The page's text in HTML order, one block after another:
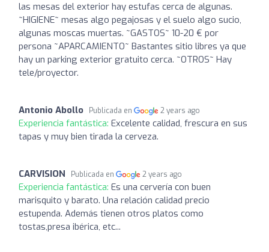
las mesas del exterior hay estufas cerca de algunas.
~HIGIENE~ mesas algo pegajosas y el suelo algo sucio,
algunas moscas muertas. ~GASTOS~ 10-20 € por
persona ~APARCAMIENTO~ Bastantes sitio libres ya que
hay un parking exterior gratuito cerca. ~OTROS~ Hay
tele/proyector.
Antonio Abollo Publicada en 2 years ago
Experiencia fantástica: Excelente calidad, frescura en sus
tapas y muy bien tirada la cerveza.
CARVISION Publicada en 2 years ago
Experiencia fantástica: Es una cervería con buen
marisquito y barato. Una relación calidad precio
estupenda. Además tienen otros platos como
tostas,presa ibérica, etc...